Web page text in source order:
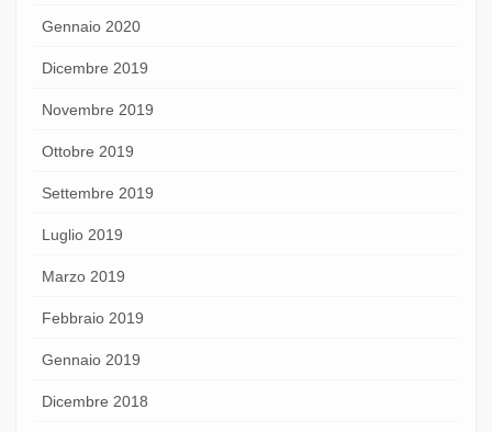
Gennaio 2020
Dicembre 2019
Novembre 2019
Ottobre 2019
Settembre 2019
Luglio 2019
Marzo 2019
Febbraio 2019
Gennaio 2019
Dicembre 2018